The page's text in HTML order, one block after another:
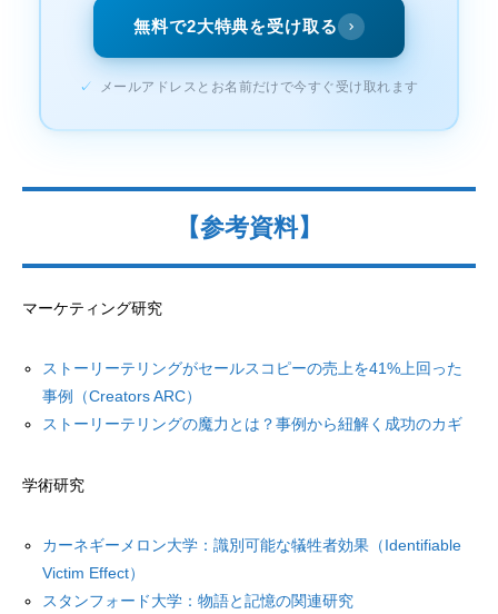
無料で2大特典を受け取る
✓ メールアドレスとお名前だけで今すぐ受け取れます
【参考資料】
マーケティング研究
ストーリーテリングがセールスコピーの売上を41%上回った
事例（Creators ARC）
ストーリーテリングの魔力とは？事例から紐解く成功のカギ
学術研究
カーネギーメロン大学：識別可能な犠牲者効果（Identifiable
Victim Effect）
スタンフォード大学：物語と記憶の関連研究